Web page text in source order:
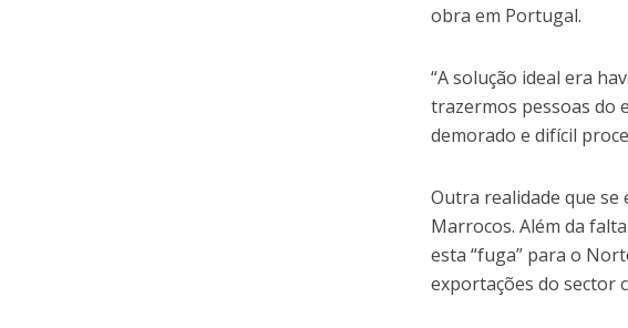
obra em Portugal.
“A solução ideal era
trazermos pessoas do
demorado e difícil
Outra realidade que se
Marrocos. Além da
esta “fuga” para o
exportações do sector